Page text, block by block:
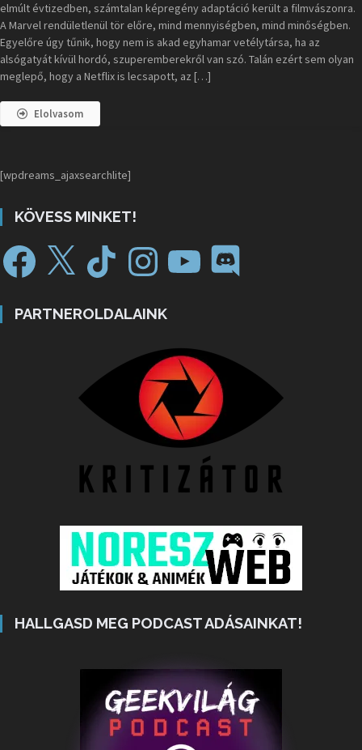
elmúlt évtizedben, számtalan képregény adaptáció került a filmvászonra.
A Marvel rendületlenül tör előre, mind mennyiségben, mind minőségben.
Egyelőre úgy tűnik, hogy nem is akad egyhamar vetélytársa, ha az
alsógatyát kívül hordó, szuperemberekről van szó. Talán ezért sem olyan
meglepő, hogy a Netflix is lecsapott, az […]
Elolvasom
[wpdreams_ajaxsearchlite]
KÖVESS MINKET!
PARTNEROLDALAINK
HALLGASD MEG PODCAST ADÁSAINKAT!